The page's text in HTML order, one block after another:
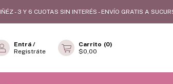
SIN INTERÉS - ENVÍO GRATIS A SUCURSAL
Entrá /
Registráte
Carrito (0)
$0,00